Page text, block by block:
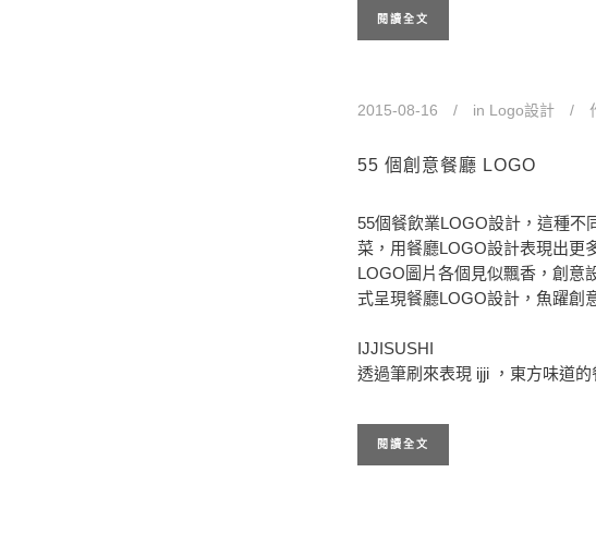
閱讀全文
2015-08-16 in Logo設計
55 個創意餐廳 LOGO
55個餐飲業LOGO設計，這種不
菜，用餐廳LOGO設計表現出更
LOGO圖片各個見似飄香，創意
式呈現餐廳LOGO設計，魚躍創
IJJISUSHI
透過筆刷來表現 ijji ，東方味道
閱讀全文